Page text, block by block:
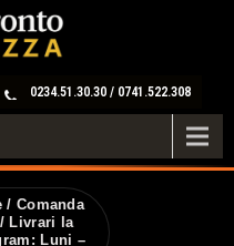
/ Comanda
Livrari la
Luni –
0234.51.30.30 / 0741.522.308